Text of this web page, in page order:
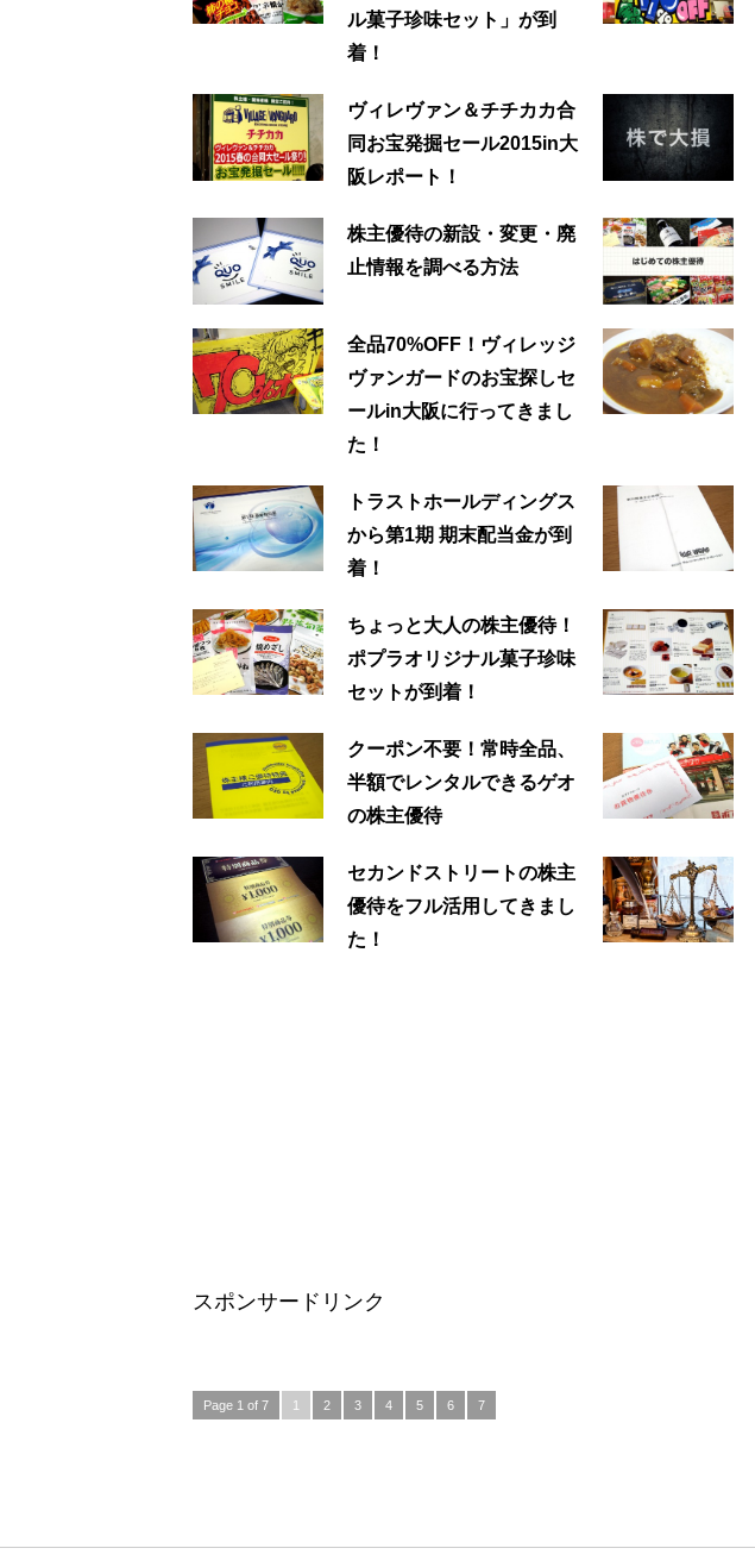
ル菓子珍味セット」が到
着！
ヴィレヴァン＆チチカカ合
同お宝発掘セール2015in大
阪レポート！
株主優待の新設・変更・廃
止情報を調べる方法
全品70%OFF！ヴィレッジ
ヴァンガードのお宝探しセ
ールin大阪に行ってきまし
た！
トラストホールディングス
から第1期 期末配当金が到
着！
ちょっと大人の株主優待！
ポプラオリジナル菓子珍味
セットが到着！
クーポン不要！常時全品、
半額でレンタルできるゲオ
の株主優待
セカンドストリートの株主
優待をフル活用してきまし
た！
スポンサードリンク
Page 1 of 7 1 2 3 4 5 6 7